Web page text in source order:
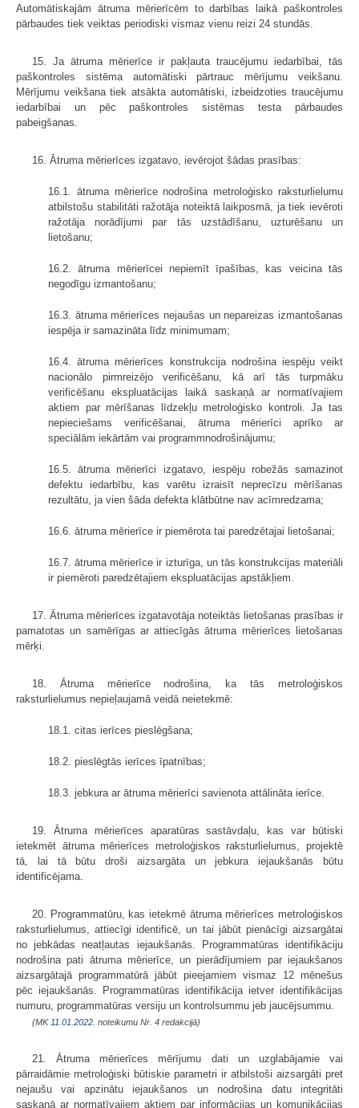
Automātiskajām ātruma mērierīcēm to darbības laikā paškontroles
pārbaudes tiek veiktas periodiski vismaz vienu reizi 24 stundās.
15. Ja ātruma mērierīce ir pakļauta traucējumu iedarbībai, tās
paškontroles sistēma automātiski pārtrauc mērījumu veikšanu.
Mērījumu veikšana tiek atsākta automātiski, izbeidzoties traucējumu
iedarbībai un pēc paškontroles sistēmas testa pārbaudes
pabeigšanas.
16. Ātruma mērierīces izgatavo, ievērojot šādas prasības:
16.1. ātruma mērierīce nodrošina metroloģisko raksturlielumu
atbilstošu stabilitāti ražotāja noteiktā laikposmā, ja tiek ievēroti
ražotāja norādījumi par tās uzstādīšanu, uzturēšanu un
lietošanu;
16.2. ātruma mērierīcei nepiemīt īpašības, kas veicina tās
negodīgu izmantošanu;
16.3. ātruma mērierīces nejaušas un nepareizas izmantošanas
iespēja ir samazināta līdz minimumam;
16.4. ātruma mērierīces konstrukcija nodrošina iespēju veikt
nacionālo pirmreizējo verificēšanu, kā arī tās turpmāku
verificēšanu ekspluatācijas laikā saskaņā ar normatīvajiem
aktiem par mērīšanas līdzekļu metroloģisko kontroli. Ja tas
nepieciešams verificēšanai, ātruma mērierīci aprīko ar
speciālām iekārtām vai programmnodrošinājumu;
16.5. ātruma mērierīci izgatavo, iespēju robežās samazinot
defektu iedarbību, kas varētu izraisīt neprecīzu mērīšanas
rezultātu, ja vien šāda defekta klātbūtne nav acīmredzama;
16.6. ātruma mērierīce ir piemērota tai paredzētajai lietošanai;
16.7. ātruma mērierīce ir izturīga, un tās konstrukcijas materiāli
ir piemēroti paredzētajiem ekspluatācijas apstākļiem.
17. Ātruma mērierīces izgatavotāja noteiktās lietošanas prasības ir
pamatotas un samērīgas ar attiecīgās ātruma mērierīces lietošanas
mērķi.
18. Ātruma mērierīce nodrošina, ka tās metroloģiskos
raksturlielumus nepieļaujamā veidā neietekmē:
18.1. citas ierīces pieslēgšana;
18.2. pieslēgtās ierīces īpatnības;
18.3. jebkura ar ātruma mērierīci savienota attālināta ierīce.
19. Ātruma mērierīces aparatūras sastāvdaļu, kas var būtiski
ietekmēt ātruma mērierīces metroloģiskos raksturlielumus, projektē
tā, lai tā būtu droši aizsargāta un jebkura iejaukšanās būtu
identificējama.
20. Programmatūru, kas ietekmē ātruma mērierīces metroloģiskos
raksturlielumus, attiecīgi identificē, un tai jābūt pienācīgi aizsargātai
no jebkādas neatļautas iejaukšanās. Programmatūras identifikāciju
nodrošina pati ātruma mērierīce, un pierādījumiem par iejaukšanos
aizsargātajā programmatūrā jābūt pieejamiem vismaz 12 mēnešus
pēc iejaukšanās. Programmatūras identifikācija ietver identifikācijas
numuru, programmatūras versiju un kontrolsummu jeb jaucējsummu.
(MK 11.01.2022. noteikumu Nr. 4 redakcijā)
21. Ātruma mērierīces mērījumu dati un uzglabājamie vai
pārraidāmie metroloģiski būtiskie parametri ir atbilstoši aizsargāti pret
nejaušu vai apzinātu iejaukšanos un nodrošina datu integritāti
saskaņā ar normatīvajiem aktiem par informācijas un komunikācijas